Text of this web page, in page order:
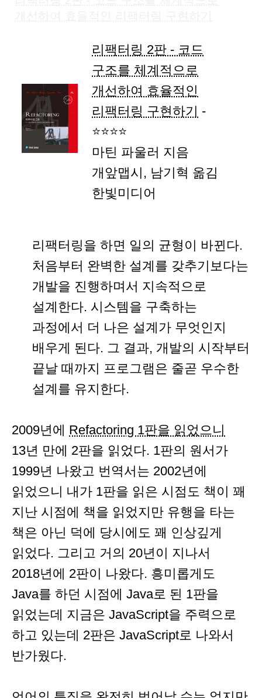
리팩터링 2판 - 코드
구조를 체계적으로
개선하여 효율적인
리팩터링 구현하기 -
⭐⭐⭐⭐
마틴 파울러 지음
개앞맵시, 남기혁 옮김
한빛미디어
리팩터링을 하면 일의 균형이 바뀐다.
처음부터 완벽한 설계를 갖추기보다는
개발을 진행하며서 지속적으로
설계한다. 시스템을 구축하는
과정에서 더 나은 설계가 무엇인지
배우게 된다. 그 결과, 개발의 시작부터
끝날 때까지 프로그램은 줄곧 우수한
설계를 유지한다.
2009년에 Refactoring 1판을 읽었으니
13년 만에 2판을 읽었다. 1판의 원서가
1999년 나왔고 번역서는 2002년에
읽었으니 내가 1판을 읽은 시점도 책이 꽤
지난 시점에 책을 읽었지만 유행을 타는
책은 아닌 덕에 당시에도 꽤 인상깊게
읽었다. 그리고 거의 20년이 지나서
2018년에 2판이 나왔다. 흥미롭게도
Java를 하던 시점에 Java로 된 1판을
읽었는데 지금은 JavaScript을 주력으로
하고 있는데 2판은 JavaScript로 나와서
반가웠다.